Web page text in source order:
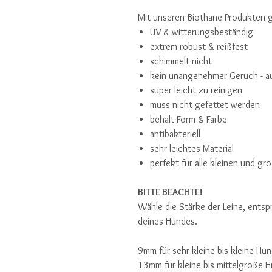
Mit unseren Biothane Produkten
UV & witterungsbeständig
extrem robust & reißfest
schimmelt nicht
kein unangenehmer Geruch -
super leicht zu reinigen
muss nicht gefettet werden
behält Form & Farbe
antibakteriell
sehr leichtes Material
perfekt für alle kleinen und
BITTE BEACHTE!
Wähle die Stärke der Leine,
deines Hundes.
9mm für sehr kleine bis kleine
13mm für kleine bis mittelgroße